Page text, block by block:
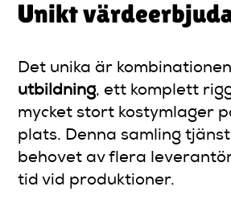
Unikt
Det unika är
utbildning, ett komplett
mycket stort kostymlager
plats. Denna samling
behovet av flera
tid vid produktioner.